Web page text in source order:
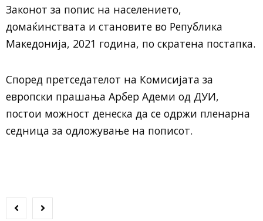
Законот за попис на населението,
домаќинствата и становите во Република
Македонија, 2021 година, по скратена постапка.
Според претседателот на Комисијата за
европски прашања Арбер Адеми од ДУИ,
постои можност денеска да се одржи пленарна
седница за одложување на пописот.